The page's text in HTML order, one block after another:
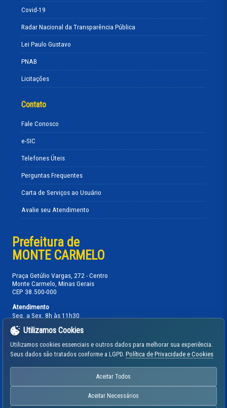
Covid-19
Radar Nacional da Transparência Pública
Lei Paulo Gustavo
PNAB
Licitações
Contato
Fale Conosco
e-SIC
Telefones Úteis
Perguntas Frequentes
Carta de Serviços ao Usuário
Avalie seu Atendimento
Prefeitura de
MONTE CARMELO
Praça Getúlio Vargas, 272 - Centro
Monte Carmelo, Minas Gerais
CEP 38.500-000
Atendimento
Seg. a Sex. 8h às 11h30
13h30 às 17h
PABX Administrativo:(34) 3842-5880
Gabinete Prefeito:(34) 3842-5739
Mapa do Site
Utilizamos Cookies
Utilizamos cookies essenciais e outros dados para melhorar sua experiência.
Seus dados são tratados conforme a LGPD. Política de Privacidade e Cookies
Aceitar Todos
Aceitar Necessários